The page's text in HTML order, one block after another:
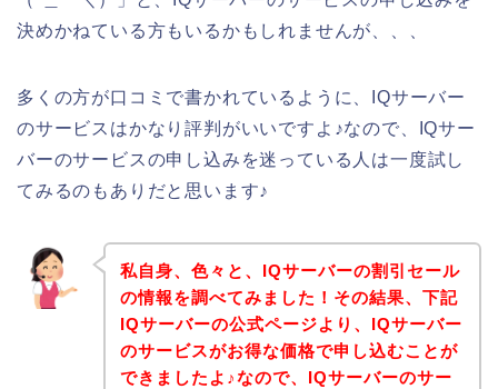
決めかねている方もいるかもしれませんが、、、
多くの方が口コミで書かれているように、IQサーバー
のサービスはかなり評判がいいですよ♪なので、IQサー
バーのサービスの申し込みを迷っている人は一度試し
てみるのもありだと思います♪
私自身、色々と、IQサーバーの割引セール
の情報を調べてみました！その結果、下記
IQサーバーの公式ページより、IQサーバー
のサービスがお得な価格で申し込むことが
できましたよ♪なので、IQサーバーのサー